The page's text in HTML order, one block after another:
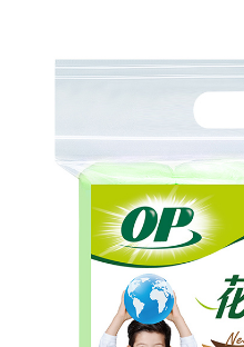
出。使用AFTEE下訂可以延長您收
夠在期限內收到商品(例如:預購商品
商品與否，仍需要請您在AFTEE規
二、付款限制
1. 初次使用 AFTEE 時，將依認證
之上限額度
2. 結帳金額須大於NT$30
3. 目前僅支援台灣會員
三、聲明條款
「AFTEE先享後付」(下稱本服務)
所提供，並由 AFTEE 向您收取款項
含但不限於訂購人姓名、電話，收
AFTEE 於本服務必要服務範圍內運
每笔NT$60，满NT$599(含以上
每笔NT$60，满NT$599(含以上
每笔NT$120，满NT$899(含以上